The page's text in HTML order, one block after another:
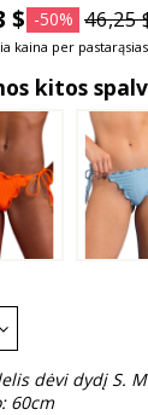
$ -50% 46,25
kaina per
kitos
dėvi dydį S.
60cm